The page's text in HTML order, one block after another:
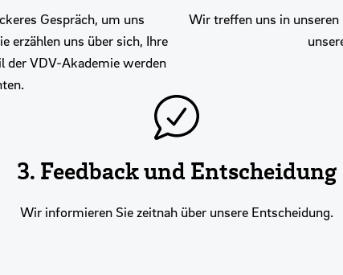
Gespräch, um uns
erzählen uns über sich, Ihre
der VDV-Akademie werden
Wir treffen uns in
3. Feedback und Entscheidung
Wir informieren Sie zeitnah über unsere Entscheidung.